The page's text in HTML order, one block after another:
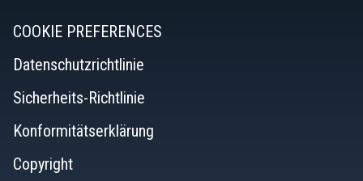
COOKIE PREFERENCES
Datenschutzrichtlinie
Sicherheits-Richtlinie
Konformitätserklärung
Copyright